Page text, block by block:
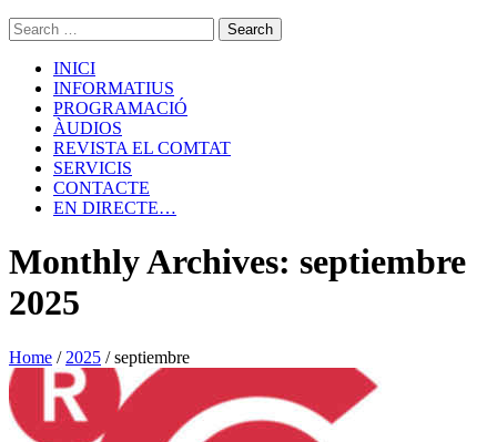
INICI
INFORMATIUS
PROGRAMACIÓ
ÀUDIOS
REVISTA EL COMTAT
SERVICIS
CONTACTE
EN DIRECTE…
Monthly Archives: septiembre
2025
Home / 2025 /septiembre